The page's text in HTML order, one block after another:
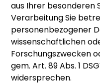
aus Ihrer besonderen
Verarbeitung Sie
personenbezogener
wissenschaftlichen
Forschungszwecken
gem. Art. 89 Abs. 1
widersprechen.